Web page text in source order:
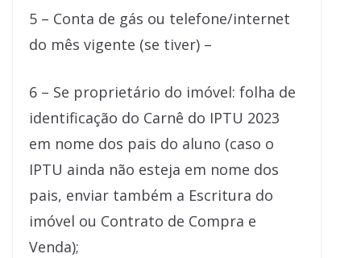
5 – Conta de gás ou telefone/internet
do mês vigente (se tiver) –
6 – Se proprietário do imóvel: folha de
identificação do Carnê do IPTU 2023
em nome dos pais do aluno (caso o
IPTU ainda não esteja em nome dos
pais, enviar também a Escritura do
imóvel ou Contrato de Compra e
Venda);